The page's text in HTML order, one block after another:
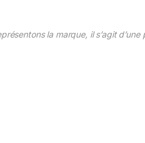
la marque, il s’agit